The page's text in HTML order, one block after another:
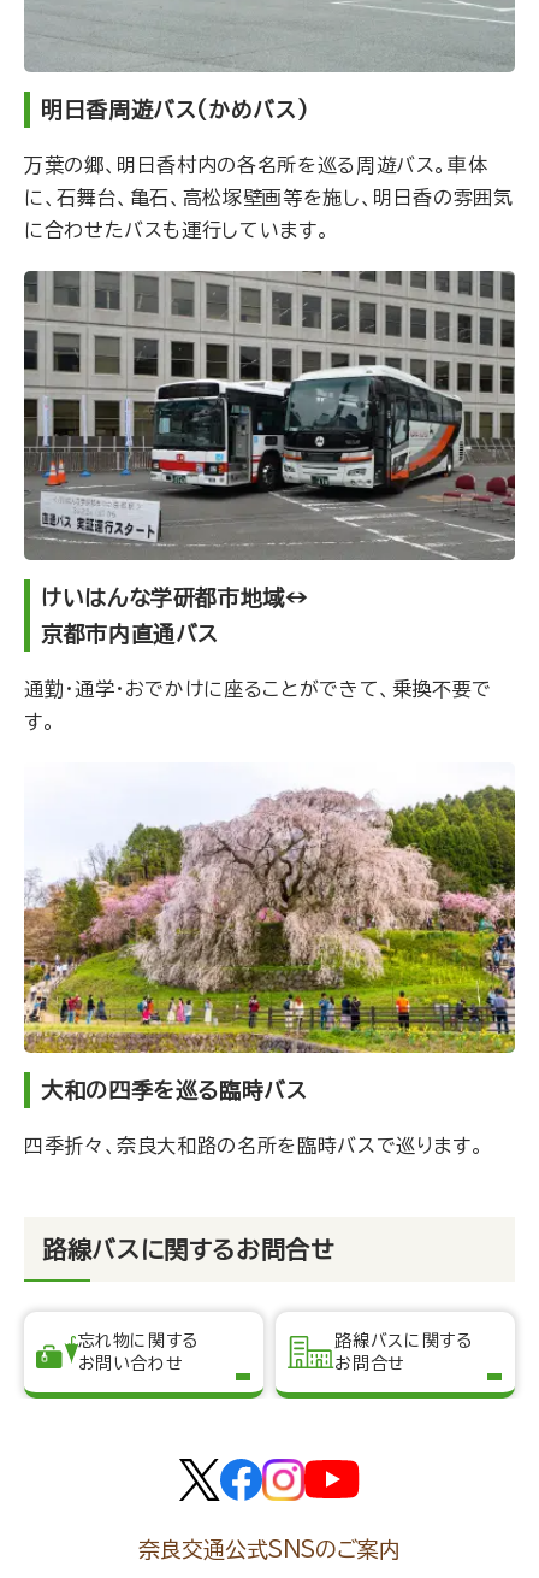
明日香周遊バス(かめバス)
万葉の郷、明日香村内の各名所を巡る周遊バス。車体
に、石舞台、亀石、高松塚壁画等を施し、明日香の雰囲気
に合わせたバスも運行しています。
けいはんな学研都市地域↔
京都市内直通バス
通勤・通学・おでかけに座ることができて、乗換不要で
す。
大和の四季を巡る臨時バス
四季折々、奈良大和路の名所を臨時バスで巡ります。
路線バスに関するお問合せ
忘れ物に関する
お問い合わせ
路線バスに関する
お問合せ
奈良交通公式SNSのご案内